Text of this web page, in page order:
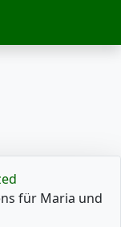
für Maria und